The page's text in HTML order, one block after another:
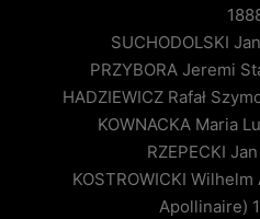
SUCHODOLSKI
PRZYBORA Jeremi
HADZIEWICZ Rafał
KOWNACKA Maria
RZEPECKI
KOSTROWICKI
Apollinaire)